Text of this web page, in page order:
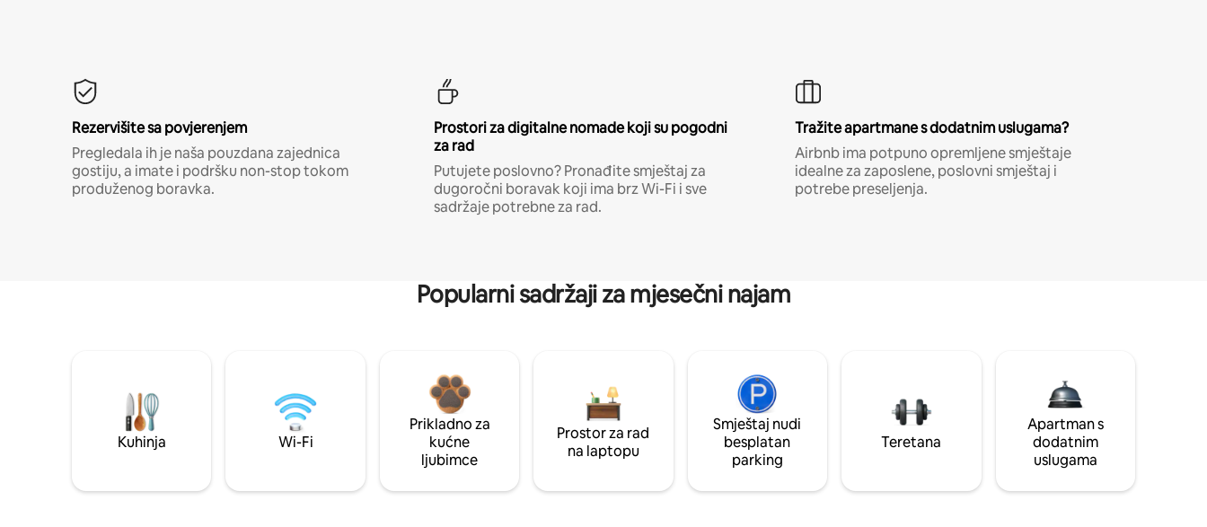
Rezervišite sa povjerenjem
Pregledala ih je naša pouzdana zajednica
gostiju, a imate i podršku non-stop tokom
produženog boravka.
Prostori za digitalne nomade koji su pogodni
za rad
Putujete poslovno? Pronađite smještaj za
dugoročni boravak koji ima brz Wi-Fi i sve
sadržaje potrebne za rad.
Tražite apartmane s dodatnim uslugama?
Airbnb ima potpuno opremljene smještaje
idealne za zaposlene, poslovni smještaj i
potrebe preseljenja.
Popularni sadržaji za mjesečni najam
Kuhinja Wi-Fi
Prikladno za
kućne
ljubimce
Prostor za rad
na laptopu
Smještaj nudi
besplatan
parking
Teretana
Apartman s
dodatnim
uslugama